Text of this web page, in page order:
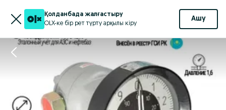
Қолданбада жалғастыру
OLX-ке бір рет түрту арқылы кіру
Ашу